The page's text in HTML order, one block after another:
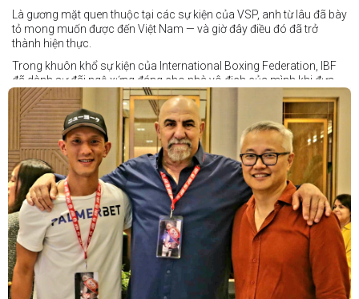
Là gương mặt quen thuộc tại các sự kiện của VSP, anh từ lâu đã bày
tỏ mong muốn được đến Việt Nam — và giờ đây điều đó đã trở
thành hiện thực.
Trong khuôn khổ sự kiện của International Boxing Federation, IBF
đã dành sự đãi ngộ xứng đáng cho nhà vô địch của mình khi đưa
Taduran đến Việt Nam bằng vé hạng thương gia.
Một chuyến đi hoàn toàn xứng đáng cho một “chiến binh đường xa”
thực thụ